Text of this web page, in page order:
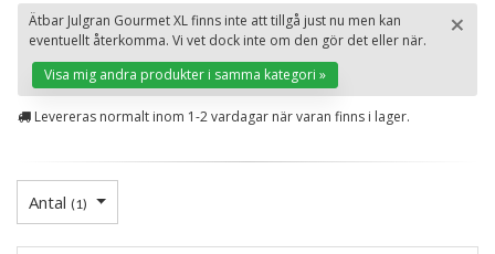
×
Ätbar Julgran Gourmet XL finns inte att tillgå just nu men kan
eventuellt återkomma. Vi vet dock inte om den gör det eller när.
Visa mig andra produkter i samma kategori »
Levereras normalt inom 1-2 vardagar när varan finns i lager.
Antal (1)